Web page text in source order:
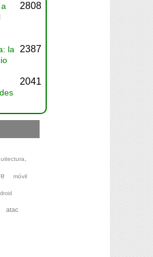
2808
la
2387
2041
móvil
atac